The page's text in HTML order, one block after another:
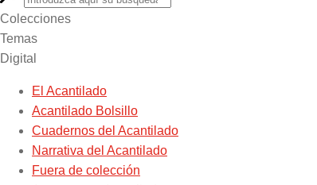
Colecciones
Temas
Digital
El Acantilado
Acantilado Bolsillo
Cuadernos del Acantilado
Narrativa del Acantilado
Fuera de colección